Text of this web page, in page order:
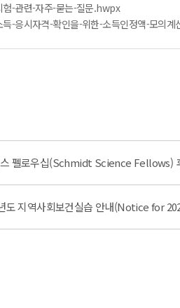
험-관련-자주-묻는-질문.hwpx
득-응시자격-확인을-위한-소득인정액-모의계
펠로우십(Schmidt Science Fellows)
도 지역사회보건실습 안내(Notice for